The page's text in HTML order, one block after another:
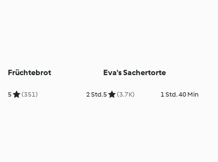
Früchtebrot
5 (351) 2 Std.
Eva's Sachertorte
5 (3.7K) 1 Std. 40 Min